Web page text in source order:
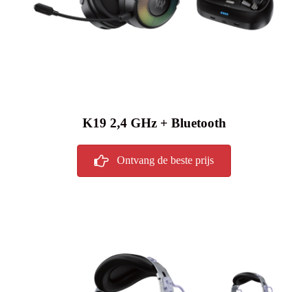
K19 2,4 GHz + Bluetooth
Ontvang de beste prijs